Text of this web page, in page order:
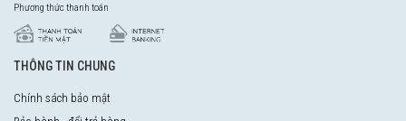
Phương thức thanh toán
THÔNG TIN CHUNG
Chính sách bảo mật